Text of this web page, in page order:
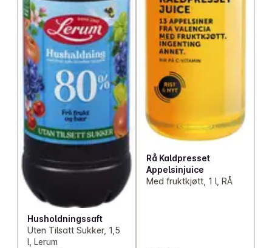
Husholdningssaft
Uten Tilsatt Sukker, 1,5
l, Lerum
Rå Kaldpresset
Appelsinjuice
Med fruktkjøtt, 1 l, RÅ